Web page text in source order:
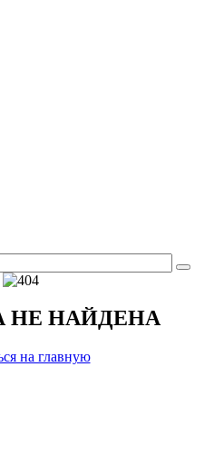
НЕ НАЙДЕНА
на главную